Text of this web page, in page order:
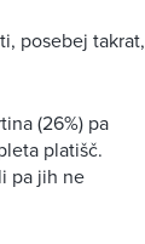
posebej takrat,
(26%) pa
platišč.
pa jih ne